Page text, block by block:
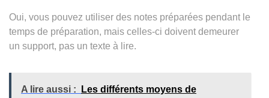
Oui, vous pouvez utiliser des notes préparées pendant le
temps de préparation, mais celles-ci doivent demeurer
un support, pas un texte à lire.
A lire aussi :
Les différents moyens de